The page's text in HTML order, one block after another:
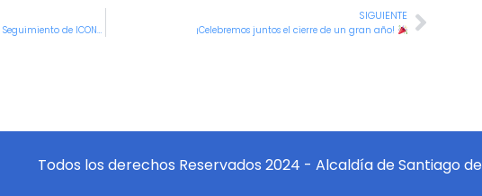
SIGUIENTE
¡Celebremos juntos el cierre de un gran año!
Todos los derechos Reservados 2024 - Alcaldía de Santiago